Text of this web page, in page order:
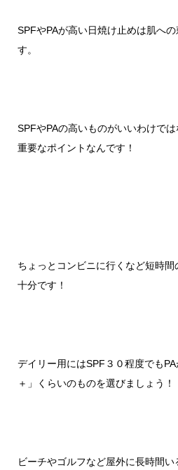
SPFやPAが高い日焼け止めは肌へ
す。
SPFやPAの高いものがいいわけで
重要なポイントなんです！
ちょっとコンビニに行くなど短時
十分です！
デイリー用にはSPF ３０程度でもPA
＋」くらいのものを選びましょう！
ビーチやゴルフなど屋外に長時間